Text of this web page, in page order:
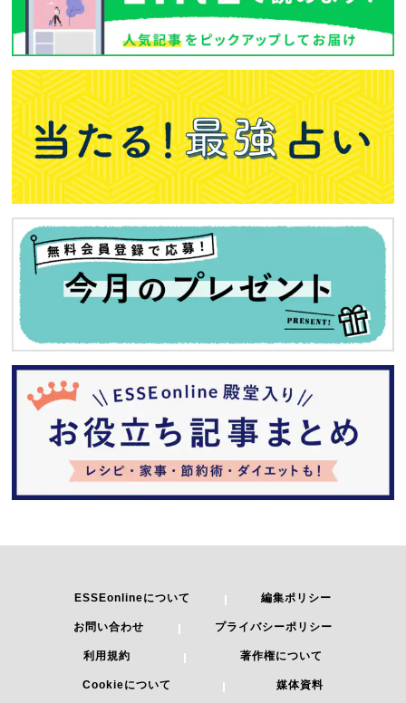
ESSEonlineについて 編集ポリシー
お問い合わせ プライバシーポリシー
利用規約 著作権について
Cookieについて 媒体資料